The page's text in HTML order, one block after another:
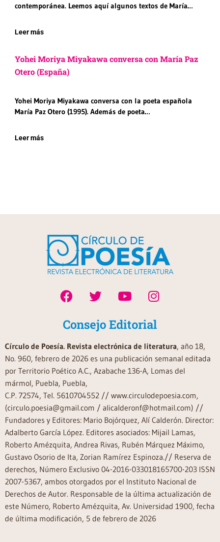
contemporánea. Leemos aquí algunos textos de María…
Leer más
Yohei Moriya Miyakawa conversa con María Paz
Otero (España)
Yohei Moriya Miyakawa conversa con la poeta española
María Paz Otero (1995). Además de poeta…
Leer más
Consejo Editorial
Círculo de Poesía. Revista electrónica de literatura, año 18,
No. 960, febrero de 2026 es una publicación semanal editada
por Territorio Poético A.C., Azabache 136-A, Lomas del
mármol, Puebla, Puebla,
C.P. 72574, Tel. 5610704552 // www.circulodepoesia.com,
(circulo.poesia@gmail.com / alicalderonf@hotmail.com) //
Fundadores y Editores: Mario Bojórquez, Alí Calderón. Director:
Adalberto García López. Editores asociados: Mijail Lamas,
Roberto Amézquita, Andrea Rivas, Rubén Márquez Máximo,
Gustavo Osorio de Ita, Zorian Ramírez Espinoza.// Reserva de
derechos, Número Exclusivo 04-2016-033018165700-203 ISSN
2007-5367, ambos otorgados por el Instituto Nacional de
Derechos de Autor. Responsable de la última actualización de
este Número, Roberto Amézquita, Av. Universidad 1900, fecha
de última modificación, 5 de febrero de 2026